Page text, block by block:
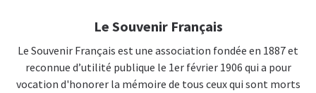
Le Souvenir Français
Le Souvenir Français est une association fondée en 1887 et
reconnue d’utilité publique le 1er février 1906 qui a pour
vocation d'honorer la mémoire de tous ceux qui sont morts